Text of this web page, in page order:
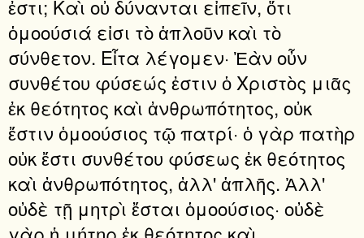
ἐστι; Καὶ οὐ δύνανται εἰπεῖν, ὅτι
ὁμοούσιά εἰσι τὸ ἁπλοῦν καὶ τὸ
σύνθετον. Εἶτα λέγομεν· Ἐὰν οὖν
συνθέτου φύσεώς ἐστιν ὁ Χριστὸς μιᾶς
ἐκ θεότητος καὶ ἀνθρωπότητος, οὐκ
ἔστιν ὁμοούσιος τῷ πατρί· ὁ γὰρ πατὴρ
οὐκ ἔστι συνθέτου φύσεως ἐκ θεότητος
καὶ ἀνθρωπότητος, ἀλλ' ἁπλῆς. Ἀλλ'
οὐδὲ τῇ μητρὶ ἔσται ὁμοούσιος· οὐδὲ